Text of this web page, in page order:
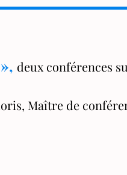
deux conférences
Maître de